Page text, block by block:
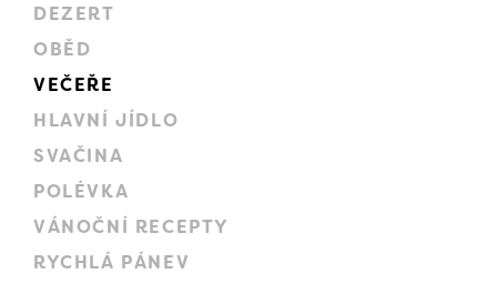
DEZERT
OBĚD
VEČEŘE
HLAVNÍ JÍDLO
SVAČINA
POLÉVKA
VÁNOČNÍ RECEPTY
RYCHLÁ PÁNEV